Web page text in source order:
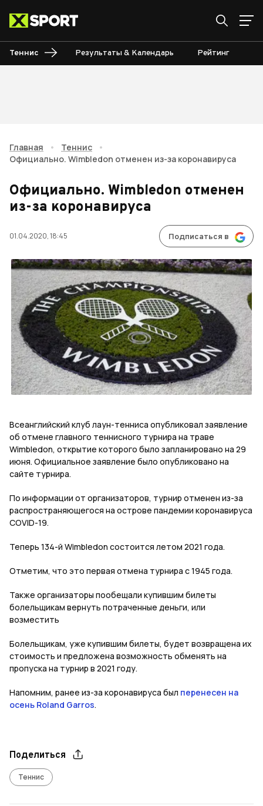
Теннис Результаты & Календарь Рейтинг
Главная • Теннис
•
Официально. Wimbledon отменен из-за коронавируса
Официально. Wimbledon отменен
из-за коронавируса
01.04.2020, 18:45 Подписаться в
Всеанглийский клуб лаун-тенниса опубликовал заявление
об отмене главного теннисного турнира на траве
Wimbledon, открытие которого было запланировано на 29
июня. Официальное заявление было опубликовано на
сайте турнира.
По информации от организаторов, турнир отменен из-за
распространяющегося на острове пандемии коронавируса
COVID-19.
Теперь 134-й Wimbledon состоится летом 2021 года.
Отметим, что это первая отмена турнира с 1945 года.
Также организаторы пообещали купившим билеты
болельщикам вернуть потраченные деньги, или
возместить
Болельщикам, уже купившим билеты, будет возвращена их
стоимость и предложена возможность обменять на
пропуска на турнир в 2021 году.
Напомним, ранее из-за коронавируса был перенесен на
осень Roland Garros.
Поделиться
Теннис